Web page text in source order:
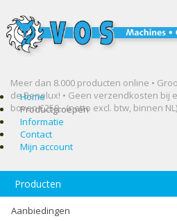
Meer dan 8.000 producten online •
de Benelux! • Geen verzendkosten bij
boven €250,- (netto excl. btw, binnen NL)
Home
Productgroepen
Informatie
Contact
Mijn account
Producten
Aanbiedingen